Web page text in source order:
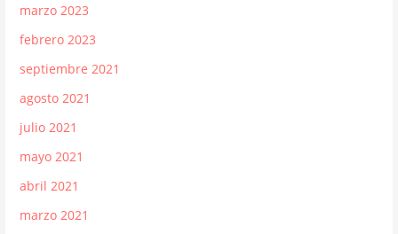
marzo 2023
febrero 2023
septiembre 2021
agosto 2021
julio 2021
mayo 2021
abril 2021
marzo 2021